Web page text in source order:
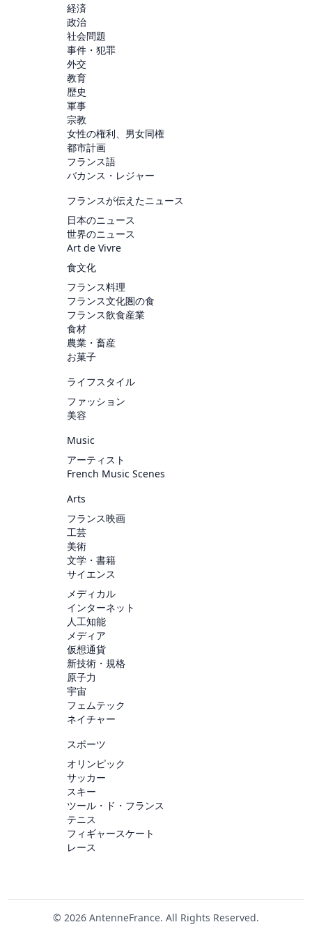
経済
政治
社会問題
事件・犯罪
外交
教育
歴史
軍事
宗教
女性の権利、男女同権
都市計画
フランス語
バカンス・レジャー
フランスが伝えたニュース
日本のニュース
世界のニュース
Art de Vivre
食文化
フランス料理
フランス文化圏の食
フランス飲食産業
食材
農業・畜産
お菓子
ライフスタイル
ファッション
美容
Music
アーティスト
French Music Scenes
Arts
フランス映画
工芸
美術
文学・書籍
サイエンス
メディカル
インターネット
人工知能
メディア
仮想通貨
新技術・規格
原子力
宇宙
フェムテック
ネイチャー
スポーツ
オリンピック
サッカー
スキー
ツール・ド・フランス
テニス
フィギャースケート
レース
© 2026 AntenneFrance. All Rights Reserved.